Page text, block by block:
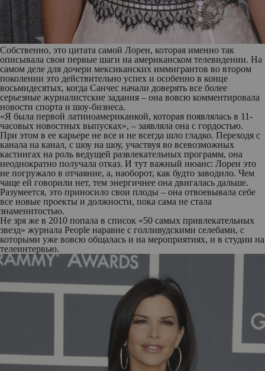
Собственно, это цитата самой Лорен, которая именно так
описывала свои первые шаги на американском телевидении. На
самом деле для дочери мексиканских иммигрантов во втором
поколении это действительно успех и особенно в конце
восьмидесятых, когда Санчес начали доверять все более
серьезные журналистские задания – она вовсю комментировала
новости спорта и шоу-бизнеса.
«Я была первой латиноамериканкой, которая появлялась в 11-
часовых новостных выпусках», – заявляла она с гордостью.
При этом в ее карьере не все и не всегда шло гладко. Переходя с
канала на канал, с шоу на шоу, участвуя во всевозможных
кастингах на роль ведущей развлекательных программ, она
неоднократно получала отказ. И тут важный нюанс: Лорен это
не погружало в отчаяние, а, наоборот, как будто заводило. Чем
чаще ей говорили нет, тем энергичнее она двигалась дальше.
Разумеется, это приносило свои плоды – она отвоевывала себе
все новые проекты и должности, пока сама не стала
знаменитостью.
Не зря же в 2010 попала в список «50 самых привлекательных
звезд» журнала People наравне с голливудскими селебами, с
которыми уже вовсю общалась и на мероприятиях, и в студии на
телеинтервью.